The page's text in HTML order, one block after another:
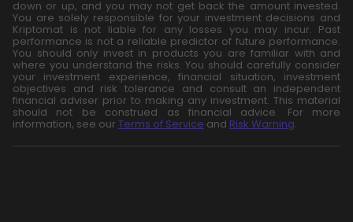
down or up, and you may not get back the amount invested.
You are solely responsible for your investment decisions and
Kriptomat is not liable for any losses you may incur. Past
performance is not a reliable predictor of future performance.
You should only invest in products you are familiar with and
where you understand the risks. You should carefully consider
your investment experience, financial situation, investment
objectives and risk tolerance and consult an independent
financial adviser prior to making any investment. This material
should not be construed as financial advice. For more
information, see our Terms of Service and Risk Warning.